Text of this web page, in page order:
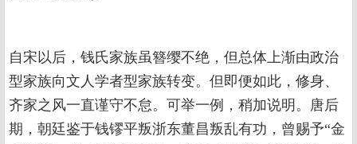
自宋以后，钱氏家族虽簪缨不绝，但总体上渐由政治
型家族向文人学者型家族转变。但即便如此，修身、
齐家之风一直谨守不怠。可举一例，稍加说明。唐后
期，朝廷鉴于钱镠平叛浙东董昌叛乱有功，曾赐予“金